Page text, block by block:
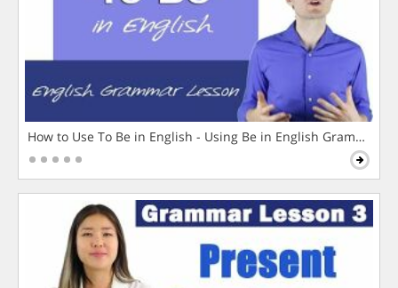
How to Use To Be in English - Using Be in English Grammar